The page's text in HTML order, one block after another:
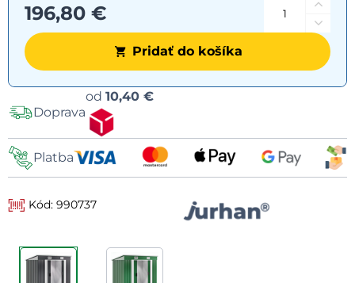
196,80 €
Pridať do košíka
Doprava
od 10,40 €
Platba
Kód: 990737